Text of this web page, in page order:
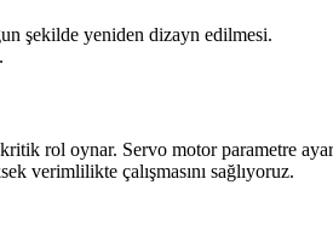
şekilde yeniden dizayn edilmesi.
kritik rol oynar. Servo motor parametre
verimlilikte çalışmasını sağlıyoruz.